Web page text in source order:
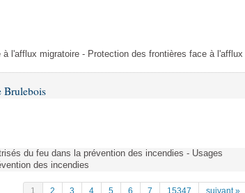
l'afflux migratoire - Protection des frontières face à l'afflux
Brulebois
du feu dans la prévention des incendies - Usages
des incendies
1 2 3 4 5 6 7 15347 suivant »